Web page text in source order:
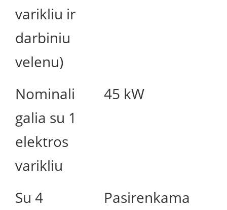
varikliu ir
darbiniu
velenu)
Nominali
galia su 1
elektros
varikliu
45 kW
Su 4
Pasirenkama